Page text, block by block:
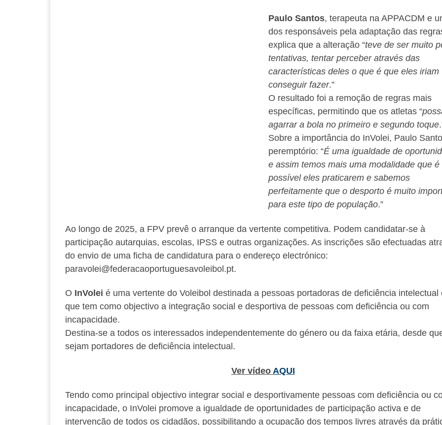
Paulo Santos, terapeuta na APPACDM e
dos responsáveis pela adaptação das
explica que a alteração “teve de ser muito
tentativas, tentar perceber através das
características deles o que é que eles iriam
conseguir fazer.”
O resultado foi a remoção de regras mais
específicas, permitindo que os atletas “
agarrar a bola no primeiro e segundo toque
Sobre a importância do InVolei, Paulo
peremptório: “É uma igualdade de
e assim temos mais uma modalidade que é
possível eles praticarem e sabemos
perfeitamente que o desporto é muito
para este tipo de população.”
Ao longo de 2025, a FPV prevê o arranque da vertente competitiva. Podem candidatar-se à
participação autarquias, escolas, IPSS e outras organizações. As inscrições são efectuadas
do envio de uma ficha de candidatura para o endereço electrónico:
paravolei@federacaoportuguesavoleibol.pt.
O InVolei é uma vertente do Voleibol destinada a pessoas portadoras de deficiência intelectual
que tem como objectivo a integração social e desportiva de pessoas com deficiência ou com
incapacidade.
Destina-se a todos os interessados independentemente do género ou da faixa etária, desde
sejam portadores de deficiência intelectual.
Ver vídeo AQUI
Tendo como principal objectivo integrar social e desportivamente pessoas com deficiência ou
incapacidade, o InVolei promove a igualdade de oportunidades de participação activa e de
intervenção de todos os cidadãos, possibilitando a ocupação dos tempos livres através da